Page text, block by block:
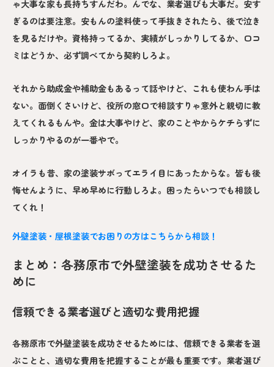
ゃ大事な家も長持ちすんだわ。んでな、業者選びも大事だ。安す
ぎるのは要注意。安もんの塗料使って手抜きされたら、後で泣き
を見るだけや。資格持ってるか、実績がしっかりしてるか、口コ
ミはどうか、必ず調べてから契約しろよ。
それから助成金や補助金もあるって話やけど、これも使わん手は
ない。面倒くさいけど、役所の窓口で相談すりゃ意外と親切に教
えてくれるもんや。金は大事やけど、家のことやからケチらずに
しっかりやるのが一番やで。
オイラも昔、家の塗装サボってエライ目にあったからな。皆も後
悔せんように、早め早めに行動しろよ。困ったらいつでも相談し
てくれ！
外壁塗装・屋根塗装でお困りの方はこちらから相談！
まとめ：各務原市で外壁塗装を成功させるた
めに
信頼できる業者選びと適切な費用把握
各務原市で外壁塗装を成功させるためには、信頼できる業者を選
ぶことと、適切な費用を把握することが最も重要です。業者選び